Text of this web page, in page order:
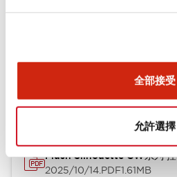
全部接受
允許選擇
型錄和宣傳手冊 CAD檔 認證與標
Flush Silhouette CW系列 控
2025/10/14.PDF1.61MB